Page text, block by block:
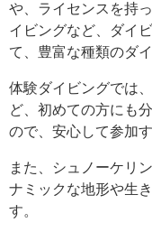
や、ライセンスを持
イビングなど、ダイ
て、豊富な種類のダ
体験ダイビングでは
ど、初めての方にも
ので、安心して参加
また、シュノーケリ
ナミックな地形や生
す。